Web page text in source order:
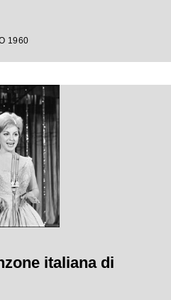
1960
italiana di